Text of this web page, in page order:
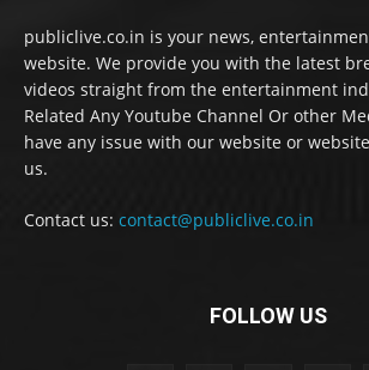
publiclive.co.in is your news,
website. We provide you with the latest
videos straight from the entertainment
Related Any Youtube Channel Or other
have any issue with our website or
us.
Contact us: contact@publiclive.co.in
FOLLOW US